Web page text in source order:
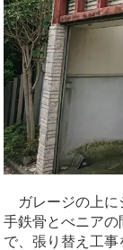
ガレージの上に
手鉄骨とべニア
で、張り替え工